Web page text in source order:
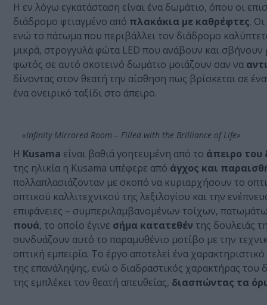
H εν λόγω εγκατάσταση είναι ένα δωμάτιο, όπου οι
διάδρομο φτιαγμένο από πλακάκια με καθρέφτες.
ενώ το πάτωμα που περιβάλλει τον διάδρομο
μικρά, στρογγυλά φώτα LED που ανάβουν και σβήνουν
φωτός σε αυτό σκοτεινό δωμάτιο μοιάζουν σαν να
δίνοντας στον θεατή την αίσθηση πως βρίσκεται σε
ένα ονειρικό ταξίδι στο άπειρο.
«Infinity Mirrored Room – Filled with the Brilliance of Life»
H Kusama είναι βαθιά γοητευμένη από το άπειρο του
της ηλικία η Kusama υπέφερε από άγχος και
πολλαπλασιάζονταν με σκοπό να κυριαρχήσουν το
οπτικού καλλιτεχνικού της λεξιλογίου και την
επιφάνειες – συμπεριλαμβανομένων τοίχων,
πουά, το οποίο έγινε σήμα κατατεθέν της δουλειάς
συνδυάζουν αυτό το παραμυθένιο μοτίβο με την
οπτική εμπειρία. Το έργο αποτελεί ένα
της επανάληψης, ενώ ο διαδραστικός χαρακτήρας του
της εμπλέκει τον θεατή απευθείας, διασπώντας τα